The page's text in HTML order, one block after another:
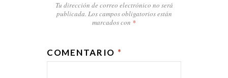
Tu dirección de correo electrónico no será
publicada. Los campos obligatorios están
marcados con *
COMENTARIO *